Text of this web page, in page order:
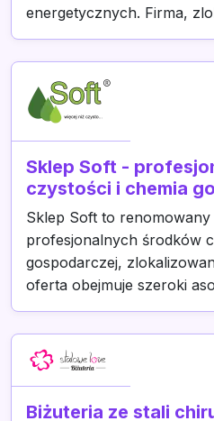
energetycznych. Firma,
Sklep Soft -
czystości i chemia
Sklep Soft to renomowany
profesjonalnych środków
gospodarczej,
oferta obejmuje szeroki
Biżuteria ze stali